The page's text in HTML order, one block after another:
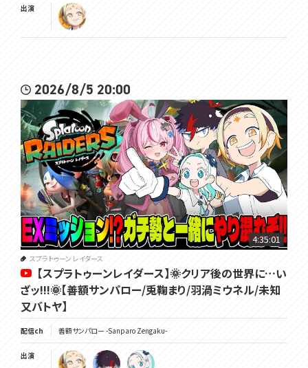
出演
2026/8/5 20:00
4:35:01
スプラトゥーン レイダース
【スプラトゥーンレイダース】🌞クリア後の世界に…い
ざッ!!!🌞【善額サンパロー/兎鞠まり/羽渦ミウネル/未知
又バトヤ】
配信ch 善額サンパロー -Sanparo Zengaku-
出演